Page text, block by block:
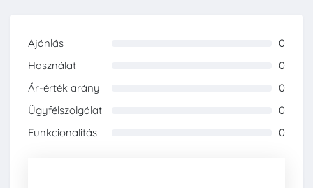
Ajánlás
0
Használat
0
Ár-érték arány
0
Ügyfélszolgálat
0
Funkcionalitás
0